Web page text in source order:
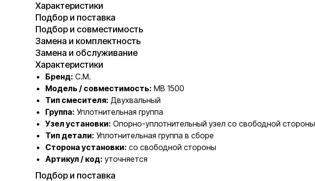
Характеристики
Подбор и поставка
Подбор и совместимость
Замена и комплектность
Замена и обслуживание
Характеристики
Бренд: C.M.
Модель / совместимость: MB 1500
Тип смесителя: Двухвальный
Группа: Уплотнительная группа
Узел установки: Опорно-уплотнительный узел со свободной стороны
Тип детали: Уплотнительная группа в сборе
Сторона установки: со свободной стороны
Артикул / код: уточняется
Подбор и поставка